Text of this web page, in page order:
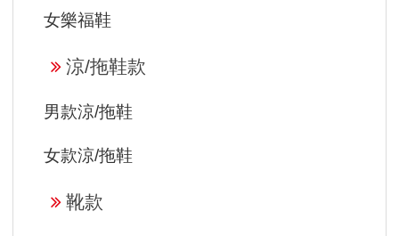
女樂福鞋
涼/拖鞋款
男款涼/拖鞋
女款涼/拖鞋
靴款